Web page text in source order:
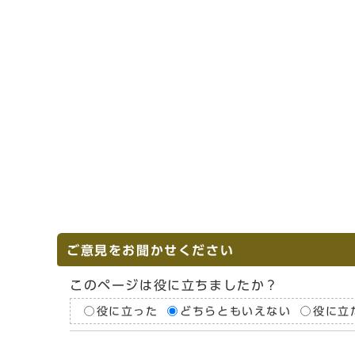
ご意見をお聞かせください
このページは役に立ちましたか？
役に立った どちらともいえない 役に立